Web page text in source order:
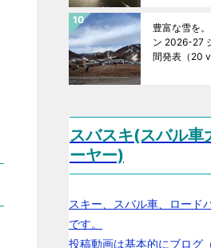
豊富な雪を
ン 2026-27
間発表 （20
スバスキ(スバル車
ーヤー)
スキー、スバル車、ロード
です。
投稿動画は基本的にブログ